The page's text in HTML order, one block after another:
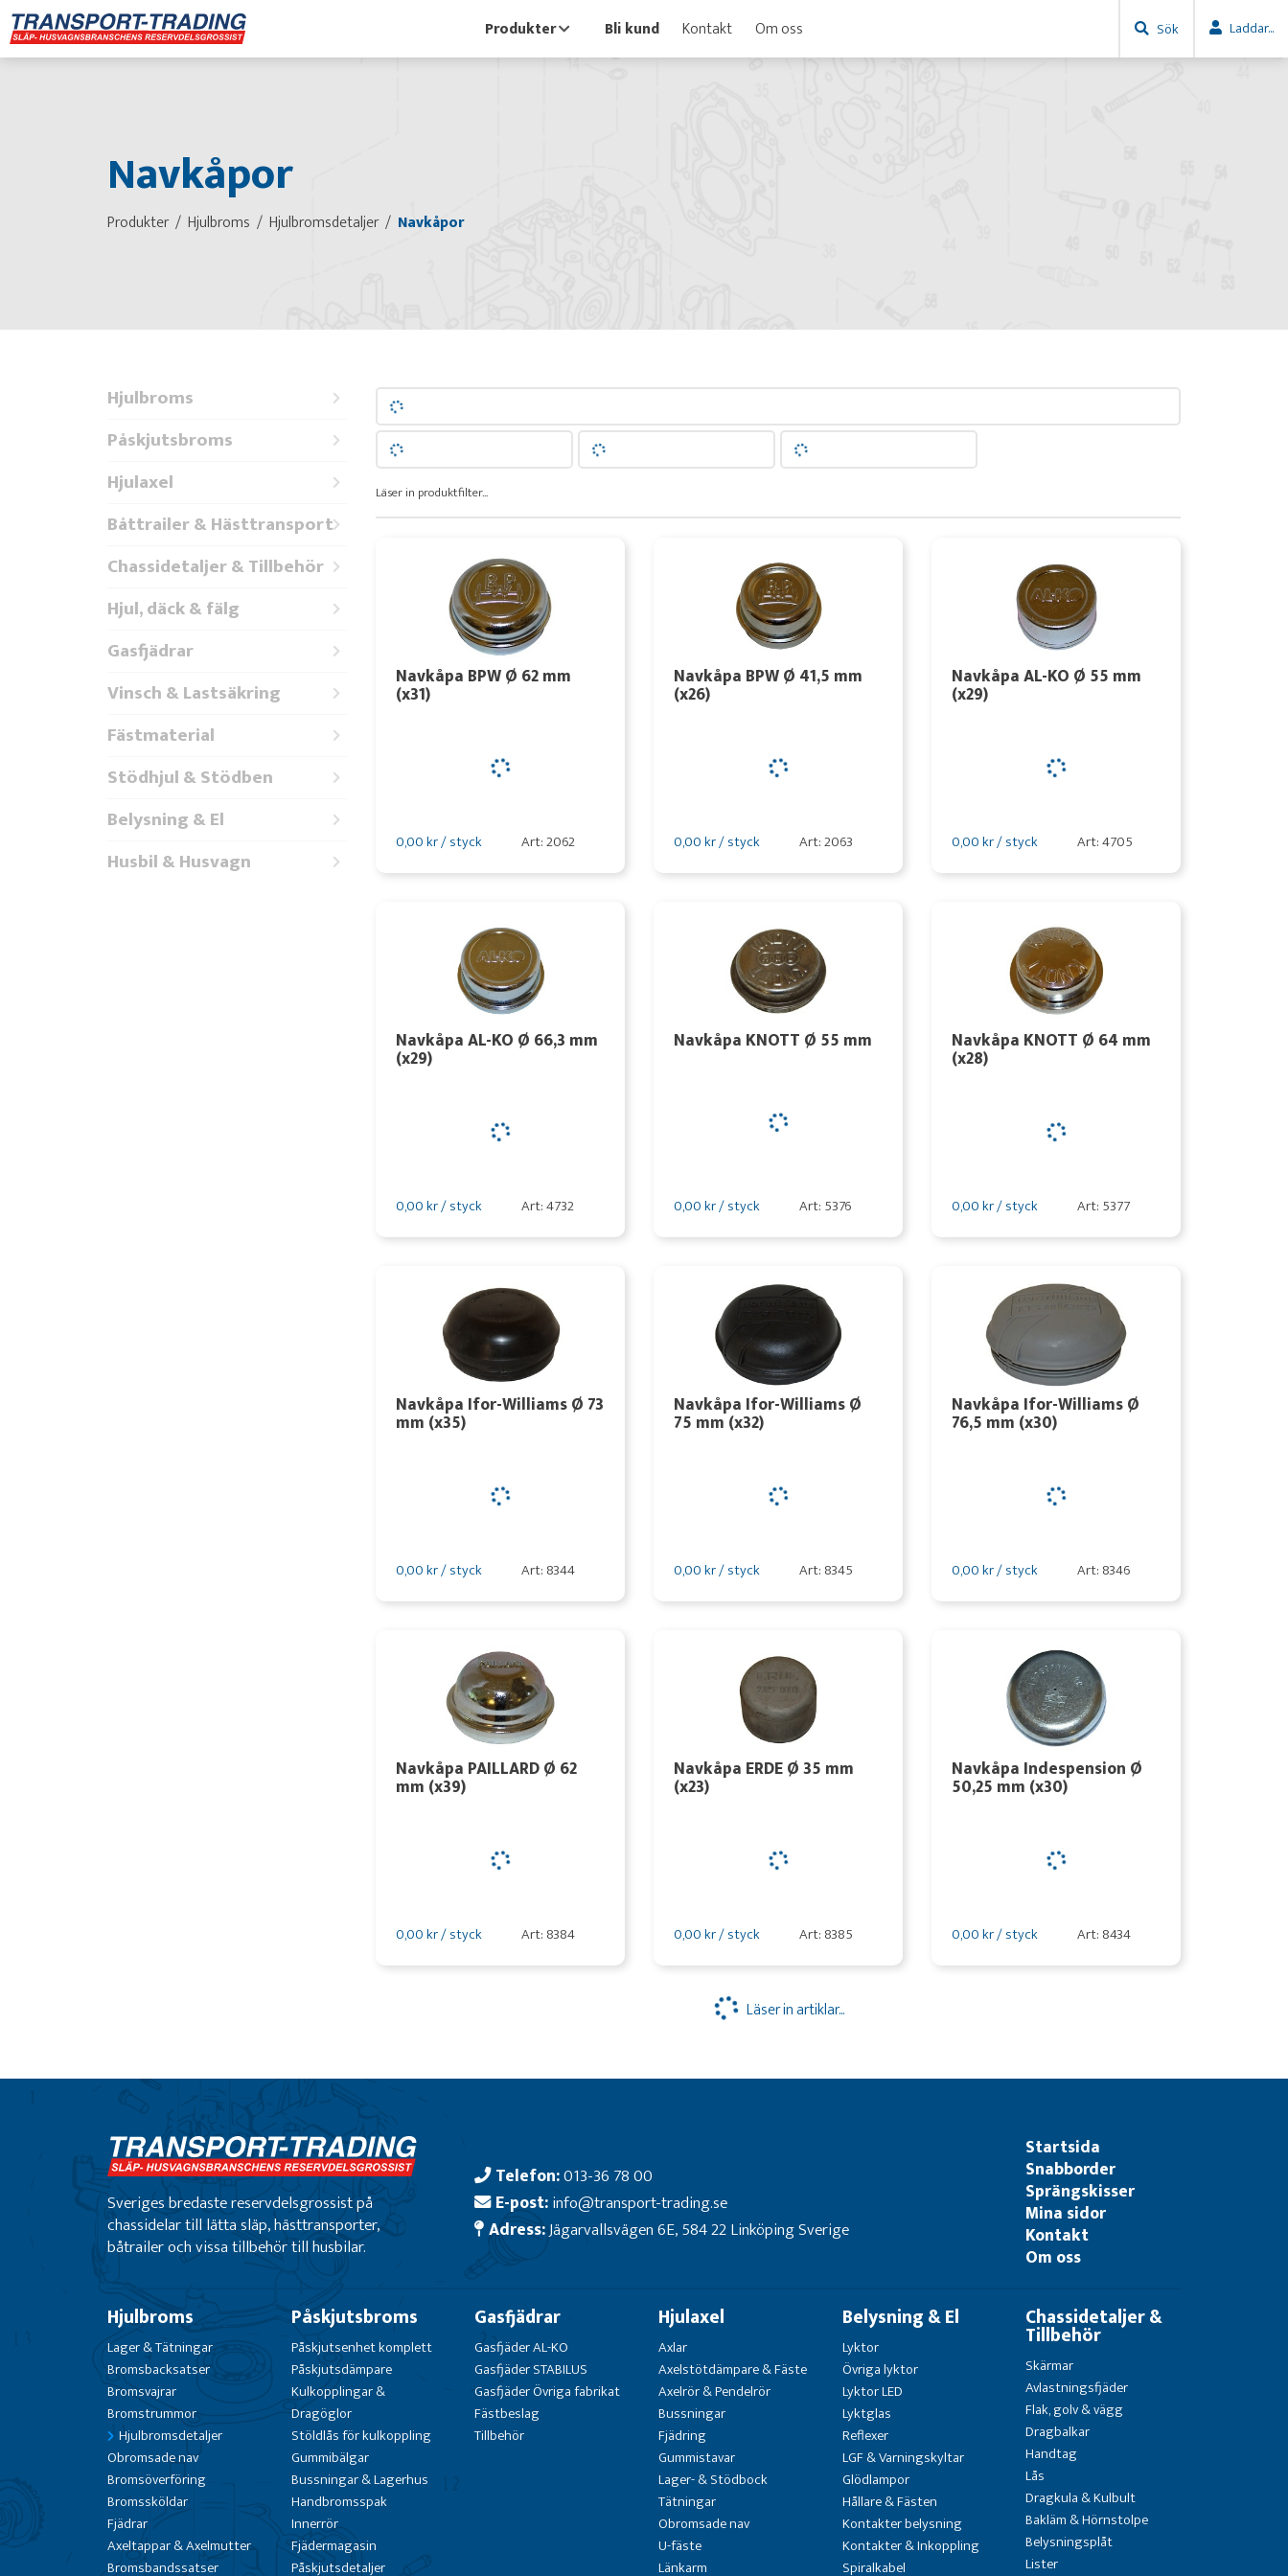
Produkter Bli kund Kontakt Om oss Sök Laddar...
Navkåpor
Produkter Hjulbroms Hjulbromsdetaljer Navkåpor
Hjulbroms
Påskjutsbroms
Hjulaxel
Båttrailer & Hästtransport
Chassidetaljer & Tillbehör
Hjul, däck & fälg
Gasfjädrar
Vinsch & Lastsäkring
Fästmaterial
Stödhjul & Stödben
Belysning & El
Husbil & Husvagn
Läser in produktfilter...
Navkåpa BPW Ø 62 mm
(x31)
0,00 kr / styck Art: 2062
Navkåpa BPW Ø 41,5 mm
(x26)
0,00 kr / styck Art: 2063
Navkåpa AL-KO Ø 55 mm
(x29)
0,00 kr / styck Art: 4705
Navkåpa AL-KO Ø 66,3 mm
(x29)
0,00 kr / styck Art: 4732
Navkåpa KNOTT Ø 55 mm
0,00 kr / styck Art: 5376
Navkåpa KNOTT Ø 64 mm
(x28)
0,00 kr / styck Art: 5377
Navkåpa Ifor-Williams Ø 73
mm (x35)
0,00 kr / styck Art: 8344
Navkåpa Ifor-Williams Ø
75 mm (x32)
0,00 kr / styck Art: 8345
Navkåpa Ifor-Williams Ø
76,5 mm (x30)
0,00 kr / styck Art: 8346
Navkåpa PAILLARD Ø 62
mm (x39)
0,00 kr / styck Art: 8384
Navkåpa ERDE Ø 35 mm
(x23)
0,00 kr / styck Art: 8385
Navkåpa Indespension Ø
50,25 mm (x30)
0,00 kr / styck Art: 8434
Läser in artiklar...
Sveriges bredaste reservdelsgrossist på
chassidelar till lätta släp, hästtransporter,
båtrailer och vissa tillbehör till husbilar.
Telefon:013-36 78 00
E-post:info@transport-trading.se
Adress:Jägarvallsvägen 6E, 584 22 Linköping Sverige
Startsida
Snabborder
Sprängskisser
Mina sidor
Kontakt
Om oss
Hjulbroms
Lager & Tätningar
Bromsbacksatser
Bromsvajrar
Bromstrummor
Hjulbromsdetaljer
Obromsade nav
Bromsöverföring
Bromssköldar
Fjädrar
Axeltappar & Axelmutter
Bromsbandssatser
Påskjutsbroms
Påskjutsenhet komplett
Påskjutsdämpare
Kulkopplingar &
Dragöglor
Stöldlås för kulkoppling
Gummibälgar
Bussningar & Lagerhus
Handbromsspak
Innerrör
Fjädermagasin
Påskjutsdetaljer
Gasfjädrar
Gasfjäder AL-KO
Gasfjäder STABILUS
Gasfjäder Övriga fabrikat
Fästbeslag
Tillbehör
Hjulaxel
Axlar
Axelstötdämpare & Fäste
Axelrör & Pendelrör
Bussningar
Fjädring
Gummistavar
Lager- & Stödbock
Tätningar
Obromsade nav
U-fäste
Länkarm
Belysning & El
Lyktor
Övriga lyktor
Lyktor LED
Lyktglas
Reflexer
LGF & Varningskyltar
Glödlampor
Hållare & Fästen
Kontakter belysning
Kontakter & Inkoppling
Spiralkabel
Chassidetaljer &
Tillbehör
Skärmar
Avlastningsfjäder
Flak, golv & vägg
Dragbalkar
Handtag
Lås
Dragkula & Kulbult
Bakläm & Hörnstolpe
Belysningsplåt
Lister